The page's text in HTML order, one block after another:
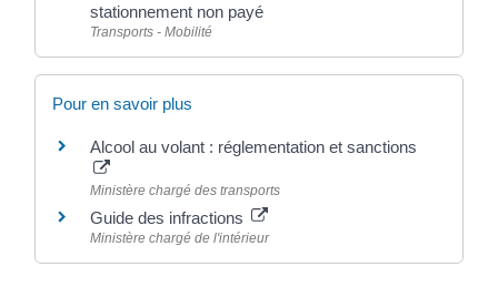
stationnement non payé
Transports - Mobilité
Pour en savoir plus
Alcool au volant : réglementation et sanctions
Ministère chargé des transports
Guide des infractions
Ministère chargé de l'intérieur